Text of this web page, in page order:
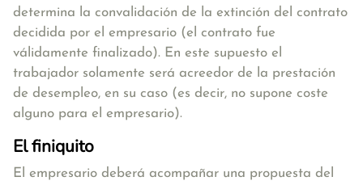
determina la convalidación de la extinción del contrato
decidida por el empresario (el contrato fue
válidamente finalizado). En este supuesto el
trabajador solamente será acreedor de la prestación
de desempleo, en su caso (es decir, no supone coste
alguno para el empresario).
El finiquito
El empresario deberá acompañar una propuesta del